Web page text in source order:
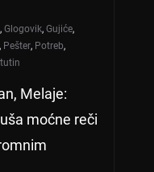
, Glogovik, Gujiće,
, Pešter, Potreb,
tutin
Melaje:
moćne reči